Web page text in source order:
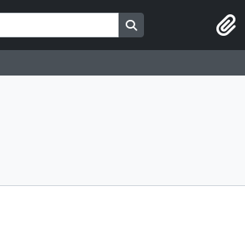
Busque na página